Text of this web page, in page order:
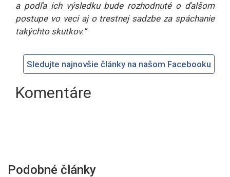
a podľa ich výsledku bude rozhodnuté o ďalšom
postupe vo veci aj o trestnej sadzbe za spáchanie
takýchto skutkov.“
Sledujte najnovšie články na našom Facebooku
Komentáre
Podobné články